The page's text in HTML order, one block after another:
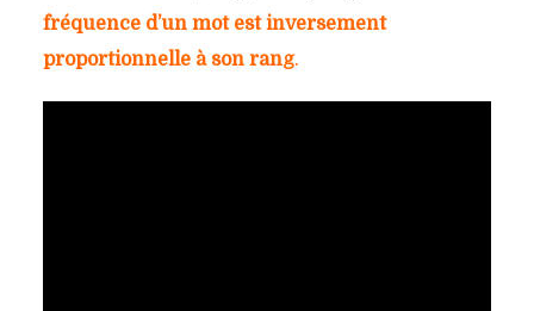
fréquence d’un mot est inversement
proportionnelle à son rang.